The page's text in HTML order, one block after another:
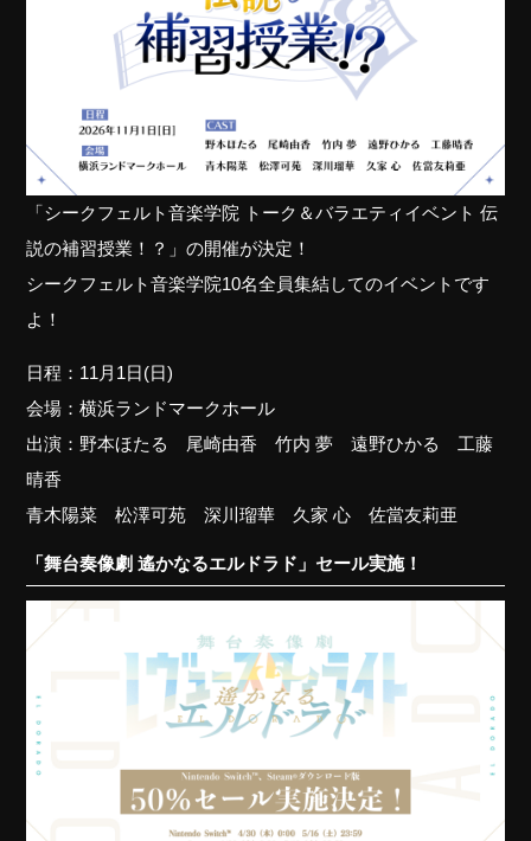
「シークフェルト音楽学院 トーク＆バラエティイベント 伝
説の補習授業！？」の開催が決定！
シークフェルト音楽学院10名全員集結してのイベントです
よ！
日程：11月1日(日)
会場：横浜ランドマークホール
出演：野本ほたる 尾崎由香 竹内 夢 遠野ひかる 工藤
晴香
青木陽菜 松澤可苑 深川瑠華 久家 心 佐當友莉亜
「舞台奏像劇 遙かなるエルドラド」セール実施！